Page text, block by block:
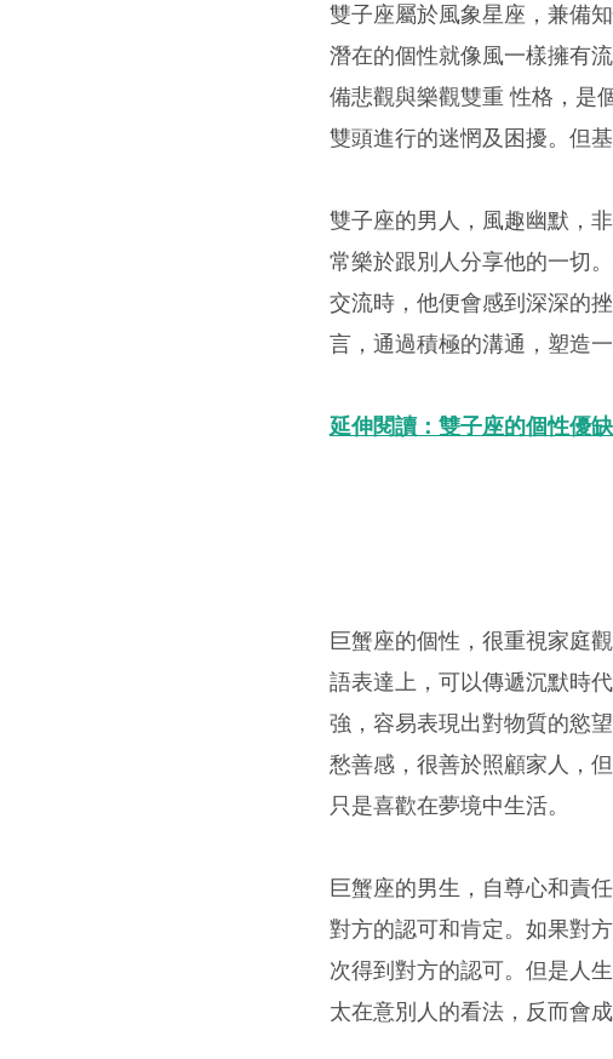
雙子座屬於風象星座，兼備
潛在的個性就像風一樣擁有
備悲觀與樂觀雙重 性格，是
雙頭進行的迷惘及困擾。但
雙子座的男人，風趣幽默，
常樂於跟別人分享他的一切
交流時，他便會感到深深的
言，通過積極的溝通，塑造
延伸閱讀：雙子座的個性優
巨蟹座的個性，很重視家庭
語表達上，可以傳遞沉默時
強，容易表現出對物質的慾
愁善感，很善於照顧家人，
只是喜歡在夢境中生活。
巨蟹座的男生，自尊心和責
對方的認可和肯定。如果對
次得到對方的認可。但是人
太在意別人的看法，反而會成